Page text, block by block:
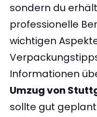
sondern du
professionelle
wichtigen
Informationen
Umzug von
sollte gut